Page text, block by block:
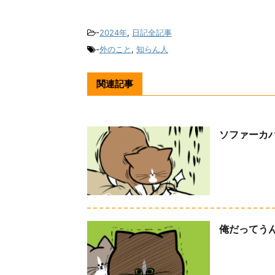
-2024年, 日記全記事
-外のこと , 知らん人
関連記事
ソファーカ
俺だってう